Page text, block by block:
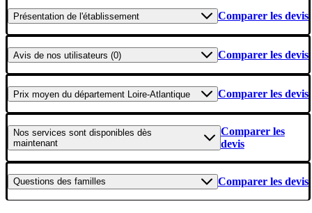
Présentation de l'établissement Comparer les devis
Avis de nos utilisateurs (0) Comparer les devis
Prix moyen du département Loire-Atlantique Comparer les devis
Nos services sont disponibles dès
maintenant
Comparer les
devis
Questions des familles Comparer les devis